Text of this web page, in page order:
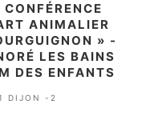
ANIMALIER
» -
LES BAINS
DES ENFANTS